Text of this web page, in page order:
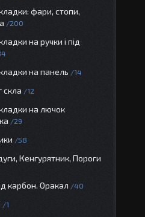
фари, стопи,
200
на ручки і під
на панель 14
скла 12
на лючок
29
58
Кенгурятник, Пороги
карбон. Оракал 40
1